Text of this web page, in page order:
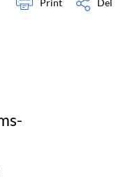
Print Del